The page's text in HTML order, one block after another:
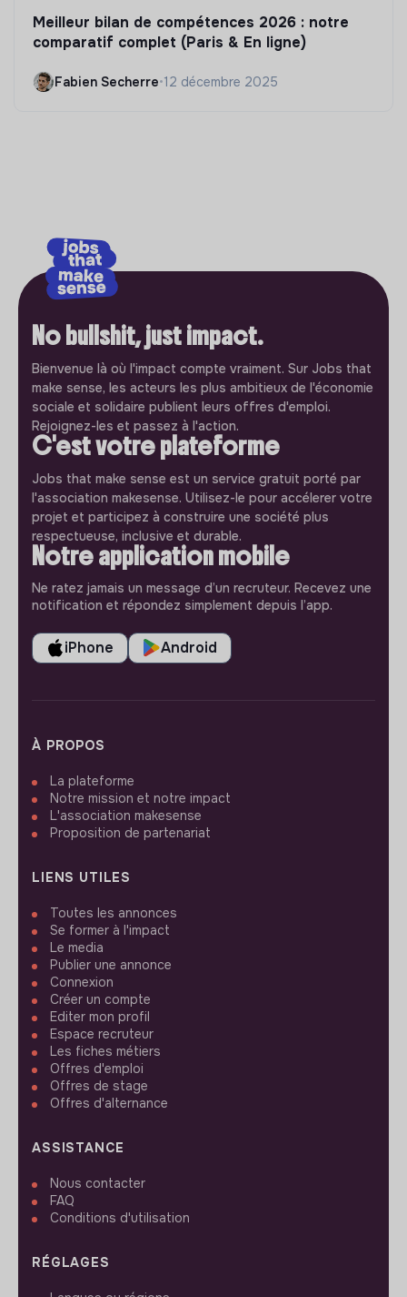
Meilleur bilan de compétences 2026 : notre
comparatif complet (Paris & En ligne)
Fabien Secherre•12 décembre 2025
No bullshit, just impact.
Bienvenue là où l'impact compte vraiment. Sur Jobs that
make sense, les acteurs les plus ambitieux de l'économie
sociale et solidaire publient leurs offres d'emploi.
Rejoignez-les et passez à l'action.
C'est votre plateforme
Jobs that make sense est un service gratuit porté par
l'association makesense. Utilisez-le pour accélerer votre
projet et participez à construire une société plus
respectueuse, inclusive et durable.
Notre application mobile
Ne ratez jamais un message d’un recruteur. Recevez une
notification et répondez simplement depuis l’app.
iPhone Android
À PROPOS
La plateforme
Notre mission et notre impact
L'association makesense
Proposition de partenariat
LIENS UTILES
Toutes les annonces
Se former à l'impact
Le media
Publier une annonce
Connexion
Créer un compte
Editer mon profil
Espace recruteur
Les fiches métiers
Offres d'emploi
Offres de stage
Offres d'alternance
ASSISTANCE
Nous contacter
FAQ
Conditions d'utilisation
RÉGLAGES